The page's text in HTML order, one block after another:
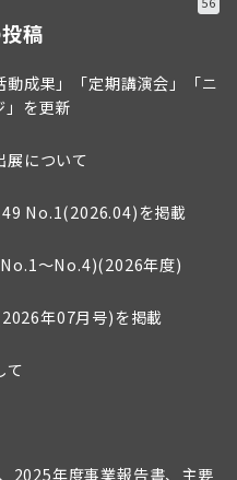
稿
成果」「定期講演会」「ニ
」を更新
展について
No.1(2026.04)を掲載
～No.4)(2026年度)
年07月号)を掲載
て
2025年度事業報告書、主要